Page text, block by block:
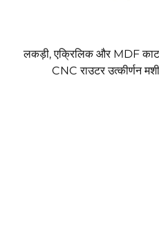
लकड़ी, एक्रिलिक और MDF
CNC राउटर उत्कीर्णन